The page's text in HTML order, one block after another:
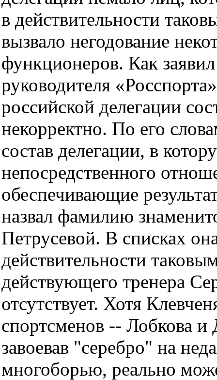
в действительности
вызвало негодование
функционеров. Как
руководителя
российской делегации
некорректно. По его
состав делегации, в
непосредственного
обеспечивающие
назвал фамилию
Петрусевой. В списках
действительности
действующего тренера
отсутствует. Хотя
спортсменов -- Лобкова и
завоевав "серебро" на
многоборью, реально